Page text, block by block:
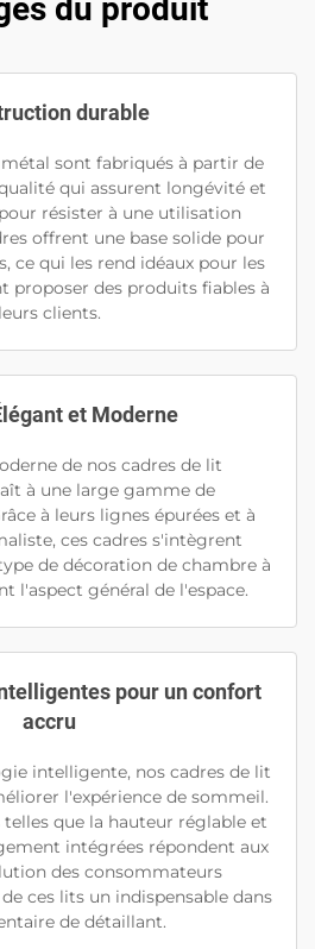
du produit
durable
sont fabriqués à partir de
qui assurent longévité et
résister à une utilisation
offrent une base solide pour
ce qui les rend idéaux pour les
proposer des produits fiables à
leurs clients.
et Moderne
de nos cadres de lit
à une large gamme de
à leurs lignes épurées et à
ces cadres s'intègrent
de décoration de chambre à
l'aspect général de l'espace.
pour un confort
accru
intelligente, nos cadres de lit
l'expérience de sommeil.
que la hauteur réglable et
intégrées répondent aux
des consommateurs
ces lits un indispensable dans
de détaillant.